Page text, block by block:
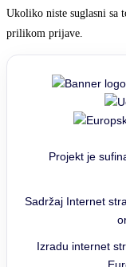
Ukoliko niste suglasni sa
prilikom prijave.
Projekt je
Sadržaj Internet
Izradu internet